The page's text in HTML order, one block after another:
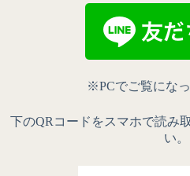
※PCでご覧になっ
下のQRコードをスマホで読み
い。